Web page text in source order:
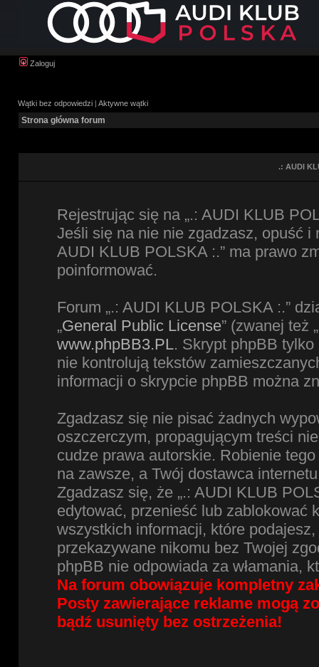
Zaloguj
Wątki bez odpowiedzi | Aktywne wątki
Strona główna forum
.: AUDI
Rejestrując się na „.: AUDI KLUB
Jeśli się na nie nie zgadzasz, opuść i
AUDI KLUB POLSKA :.” ma prawo
poinformować.
Forum „.: AUDI KLUB POLSKA :.”
„General Public License” (zwanej też
www.phpBB3.PL. Skrypt phpBB tylko
nie kontrolują tekstów
informacji o skrypcie phpBB można
Zgadzasz się nie pisać żadnych
oszczerczym, propagującym treści
cudze prawa autorskie. Robienie
na zawsze, a Twój dostawca
Zgadzasz się, że „.: AUDI KLUB
edytować, przenieść lub zablokować
wszystkich informacji, które
przekazywane nikomu bez Twojej
phpBB nie odpowiada za włamania,
Na forum obowiązuje kompletny
Posty zawierające reklame mogą
bądź usunięty bez ostrzeżenia!